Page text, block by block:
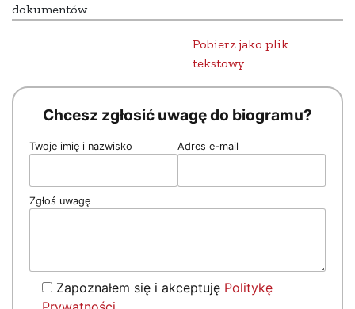
dokumentów
Pobierz jako plik
tekstowy
Chcesz zgłosić uwagę do biogramu?
Twoje imię i nazwisko Adres e-mail
Zgłoś uwagę
Zapoznałem się i akceptuję Politykę